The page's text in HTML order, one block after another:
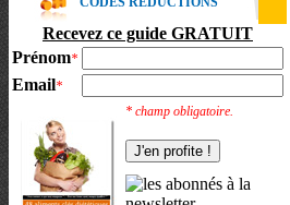
Recevez ce guide GRATUIT
Prénom*
Email*
* champ obligatoire.